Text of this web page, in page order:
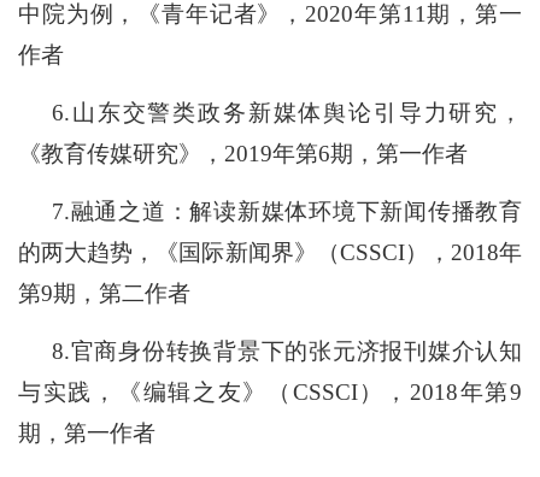
中院为例，《青年记者》，2020年第1 1期，第一
作者
6.山东交警类政务新媒体舆论引导力研究，
《教育传媒研究》， 2019年第6期，第一作者
7.融通之道：解读新媒体环境下新闻传播教育
的两大趋势 ，《国际新闻界》（CSSCI）， 2018年
第9期 ，第二作者
8.官商身份转换背景下的张元济报刊媒介认知
与实践，《编辑之友》（CSSCI），2018年第9
期，第一作者